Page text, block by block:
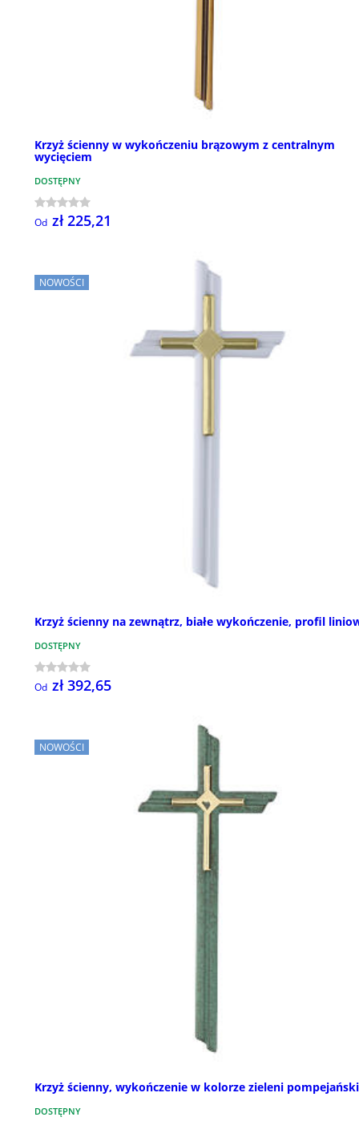
Krzyż ścienny w wykończeniu brązowym z centralnym
wycięciem
DOSTĘPNY
Od zł 225,21
NOWOŚCI
Krzyż ścienny na zewnątrz, białe wykończenie, profil
DOSTĘPNY
Od zł 392,65
NOWOŚCI
Krzyż ścienny, wykończenie w kolorze zieleni
DOSTĘPNY